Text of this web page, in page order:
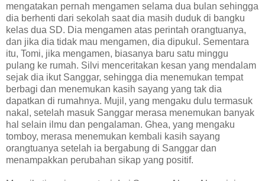
mengatakan pernah mengamen selama dua bulan sehingga
dia berhenti dari sekolah saat dia masih duduk di bangku
kelas dua SD. Dia mengamen atas perintah orangtuanya,
dan jika dia tidak mau mengamen, dia dipukul. Sementara
itu, Tomi, jika mengamen, biasanya baru satu minggu
pulang ke rumah. Silvi menceritakan kesan yang mendalam
sejak dia ikut Sanggar, sehingga dia menemukan tempat
berbagi dan menemukan kasih sayang yang tak dia
dapatkan di rumahnya. Mujil, yang mengaku dulu termasuk
nakal, setelah masuk Sanggar merasa menemukan banyak
hal selain ilmu dan pengalaman. Ghea, yang mengaku
tomboy, merasa menemukan kembali kasih sayang
orangtuanya setelah ia bergabung di Sanggar dan
menampakkan perubahan sikap yang positif.